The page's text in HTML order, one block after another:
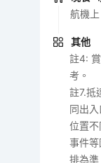
航機上
其他
註4:
考。
註7.抵
同出
位置
事件
排為